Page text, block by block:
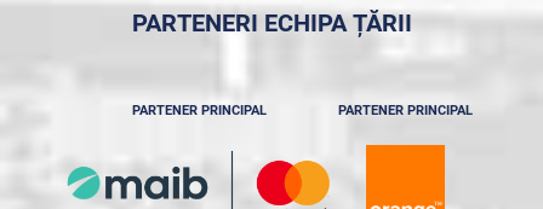
PARTENERI ECHIPA ȚĂRII
PARTENER PRINCIPAL PARTENER PRINCIPAL